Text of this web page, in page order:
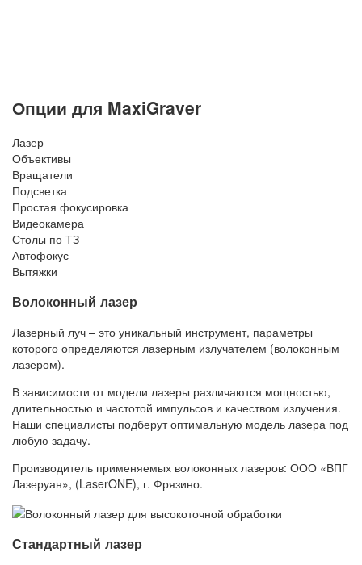
Опции для MaxiGraver
Лазер
Объективы
Вращатели
Подсветка
Простая фокусировка
Видеокамера
Столы по ТЗ
Автофокус
Вытяжки
Волоконный лазер
Лазерный луч – это уникальный инструмент, параметры
которого определяются лазерным излучателем (волоконным
лазером).
В зависимости от модели лазеры различаются мощностью,
длительностью и частотой импульсов и качеством излучения.
Наши специалисты подберут оптимальную модель лазера под
любую задачу.
Производитель применяемых волоконных лазеров: ООО «ВПГ
Лазеруан», (LaserONE), г. Фрязино.
Стандартный лазер